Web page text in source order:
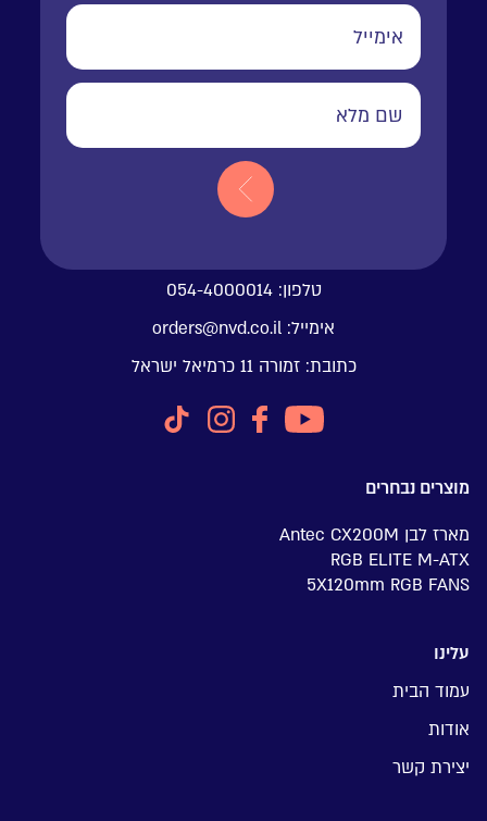
טלפון: 054-4000014
אימייל: orders@nvd.co.il
כתובת: זמורה 11 כרמיאל ישראל
מוצרים נבחרים
מארז לבן Antec CX200M
RGB ELITE M-ATX
5X120mm RGB FANS
עלינו
עמוד הבית
אודות
יצירת קשר